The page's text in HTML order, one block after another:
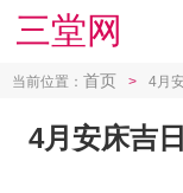
三堂网
当前位置： 首页 > 4月
4月安床吉